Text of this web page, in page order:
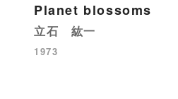
Planet blossoms
立石 紘一
1973